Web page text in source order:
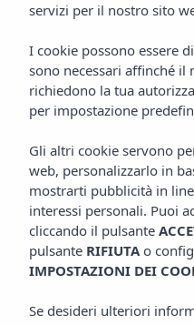
Home Ibiza
San Antonio
Aparthotel Vibra Central City
Posizione
servizi per il nostro sito
I cookie possono essere
sono necessari affinché
richiedono la tua
per impostazione
Gli altri cookie servono
web, personalizzarlo in
mostrarti pubblicità in
interessi personali. Puoi
cliccando il pulsante
pulsante RIFIUTAo
IMPOSTAZIONI DEI
Se desideri ulteriori